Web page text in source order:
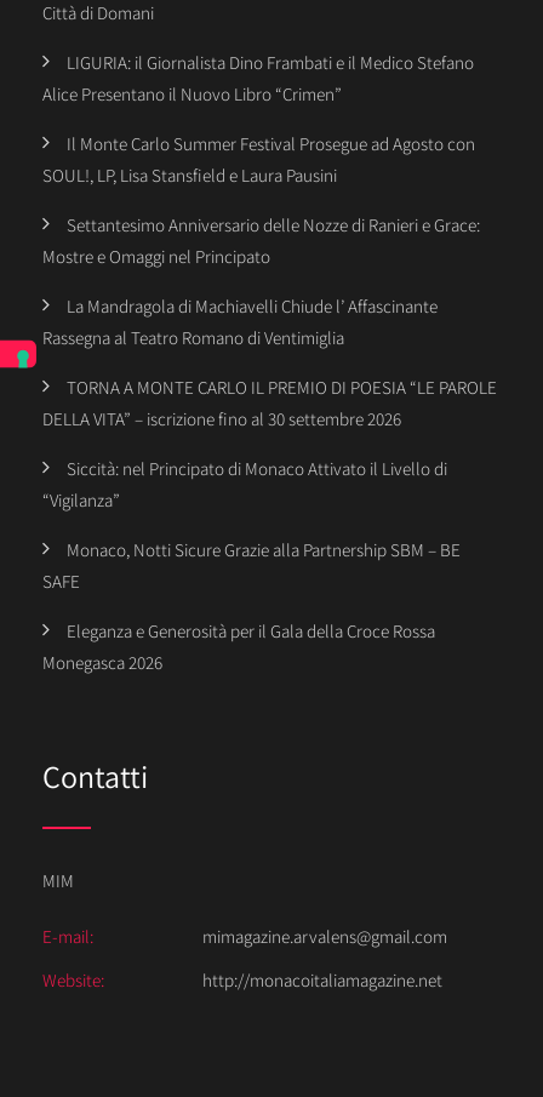
Città di Domani
LIGURIA: il Giornalista Dino Frambati e il Medico Stefano
Alice Presentano il Nuovo Libro “Crimen”
Il Monte Carlo Summer Festival Prosegue ad Agosto con
SOUL!, LP, Lisa Stansfield e Laura Pausini
Settantesimo Anniversario delle Nozze di Ranieri e Grace:
Mostre e Omaggi nel Principato
La Mandragola di Machiavelli Chiude l’ Affascinante
Rassegna al Teatro Romano di Ventimiglia
TORNA A MONTE CARLO IL PREMIO DI POESIA “LE PAROLE
DELLA VITA” – iscrizione fino al 30 settembre 2026
Siccità: nel Principato di Monaco Attivato il Livello di
“Vigilanza”
Monaco, Notti Sicure Grazie alla Partnership SBM – BE
SAFE
Eleganza e Generosità per il Gala della Croce Rossa
Monegasca 2026
Contatti
MIM
E-mail:
mimagazine.arvalens@gmail.com
Website:
http://monacoitaliamagazine.net